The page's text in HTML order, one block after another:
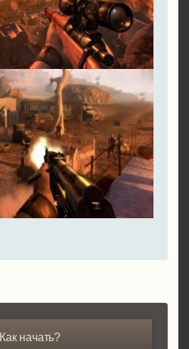
Как начать?